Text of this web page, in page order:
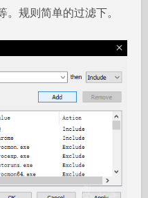
。规则简单的过滤下。